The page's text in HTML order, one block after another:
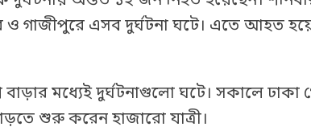
ও গাজীপুরে এসব দুর্ঘটনা ঘটে। এতে আহত
মধ্যেই দুর্ঘটনাগুলো ঘটে। সকালে ঢাকা
শুরু করেন হাজারো যাত্রী।